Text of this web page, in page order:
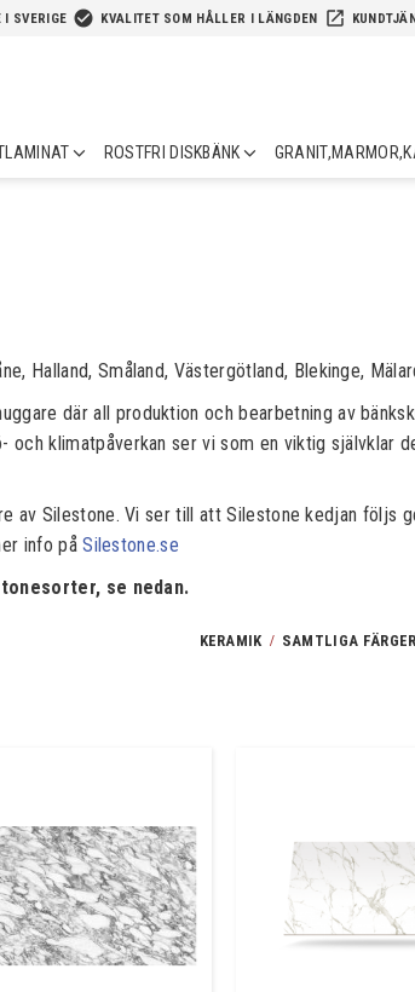
I SVERIGE check_circle KVALITET SOM HÅLLER I LÄNGDEN launch
ROSTFRI DISKBÄNK
KERAMIK SAMTLIGA FÄRGER
Halland, Småland, Västergötland, Blekinge,
där all produktion och bearbetning av
och klimatpåverkan ser vi som en viktig
av Silestone. Vi ser till att Silestone kedjan
info påSilestone.se
se nedan.